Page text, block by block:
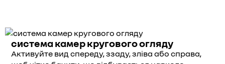
система камер кругового огляду
Активуйте вид спереду, ззаду, зліва або справа,